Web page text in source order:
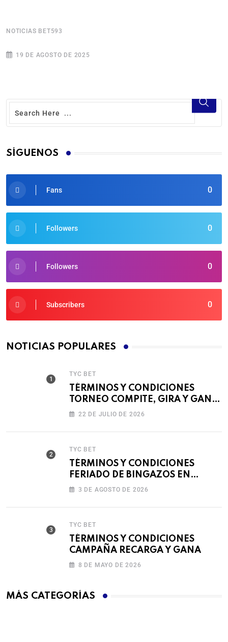
NOTICIAS BET593
19 DE AGOSTO DE 2025
SÍGUENOS
0
Fans
0
Followers
0
Followers
0
Subscribers
NOTICIAS POPULARES
TYC BET
TÉRMINOS Y CONDICIONES
TORNEO COMPITE, GIRA Y GANA
🎰 22 DE JULIO DE 2026
TYC BET
TÉRMINOS Y CONDICIONES
FERIADO DE BINGAZOS EN
BET593
3 DE AGOSTO DE 2026
TYC BET
TÉRMINOS Y CONDICIONES
CAMPAÑA RECARGA Y GANA
8 DE MAYO DE 2026
MÁS CATEGORÍAS